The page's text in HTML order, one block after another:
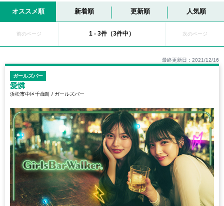
オススメ順 新着順 更新順 人気順
前のページ 1 - 3件（3件中） 次のページ
最終更新日：2021/12/16
ガールズバー
愛憐
浜松市中区千歳町 / ガールズバー